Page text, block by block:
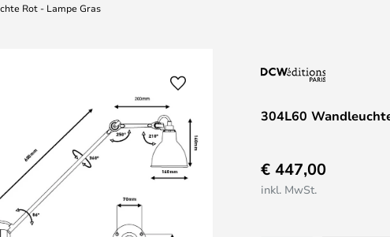
Rot - Lampe Gras
304L60
€ 447,00
inkl. MwSt.